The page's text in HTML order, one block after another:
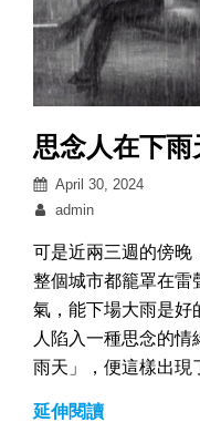
思念人在下雨
Posted
on
April 30, 2024
By
admin
可是近兩三週的傍晚
整個城市都籠罩在雷
氣，能下場大雨是好
人陷入一種思念的
雨天」，便這樣出
延伸閱讀思